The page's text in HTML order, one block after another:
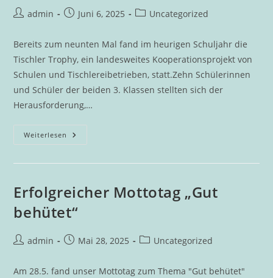
Beitrags-
admin
BeitragJuni 6, 2025
Beitrags-
Uncategorized
Bereits zum neunten Mal fand im heurigen Schuljahr die
Tischler Trophy, ein landesweites Kooperationsprojekt von
Schulen und Tischlereibetrieben, statt.Zehn Schülerinnen
und Schüler der beiden 3. Klassen stellten sich der
Herausforderung,…
Weiterlesen „Goiserer
Seifenkistenfuhr“
Bei
Erfolgreicher Mottotag „Gut
behütet“
Beitrags-
admin
BeitragMai 28, 2025
Beitrags-
Uncategorized
Am 28.5. fand unser Mottotag zum Thema "Gut behütet"